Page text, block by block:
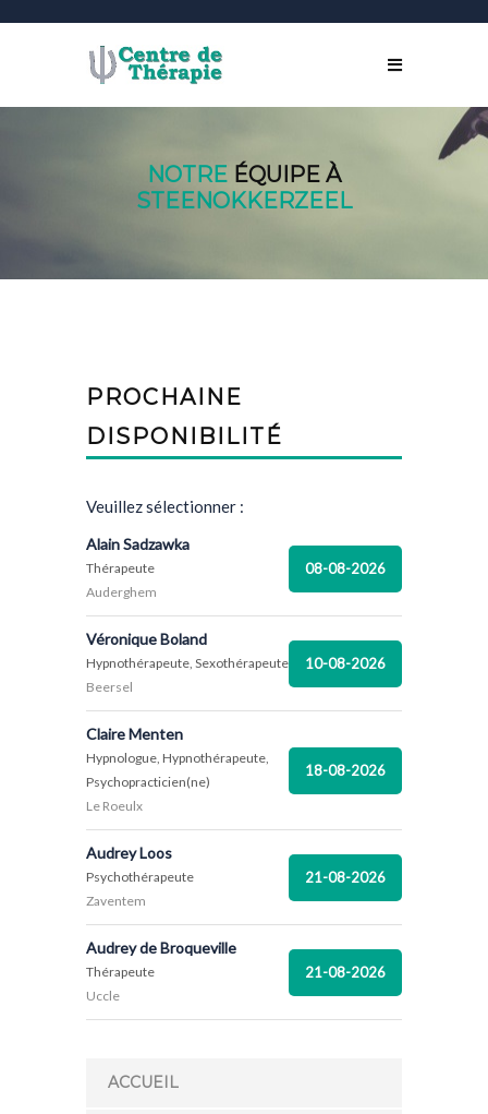
NOTRE ÉQUIPE À
STEENOKKERZEEL
PROCHAINE
DISPONIBILITÉ
Veuillez sélectionner :
Alain Sadzawka
Thérapeute
Auderghem
08-08-2026
Véronique Boland
Hypnothérapeute, Sexothérapeute
Beersel
10-08-2026
Claire Menten
Hypnologue, Hypnothérapeute,
Psychopracticien(ne)
Le Roeulx
18-08-2026
Audrey Loos
Psychothérapeute
Zaventem
21-08-2026
Audrey de Broqueville
Thérapeute
Uccle
21-08-2026
ACCUEIL